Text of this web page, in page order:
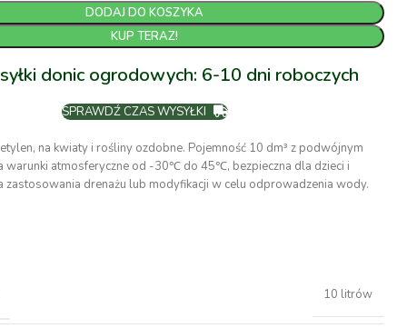
DODAJ DO KOSZYKA
KUP TERAZ!
donic ogrodowych: 6-10 dni roboczych
SPRAWDŹ CZAS WYSYŁKI
na kwiaty i rośliny ozdobne. Pojemność 10 dm³ z podwójnym
warunki atmosferyczne od -30℃ do 45℃, bezpieczna dla dzieci i
zastosowania drenażu lub modyfikacji w celu odprowadzenia wody.
10 litrów